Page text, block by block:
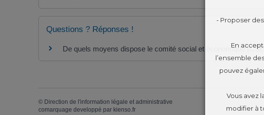
Questions ? Réponses !
De quels moyens dispose le comité social et économique
© Direction de l'information légale et administrative
comarquage developpé par kienso.fr
- Proposer
En
l’ensemble
pouvez
Vous avez
modifier à